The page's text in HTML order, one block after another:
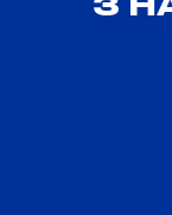
МесяцЗ